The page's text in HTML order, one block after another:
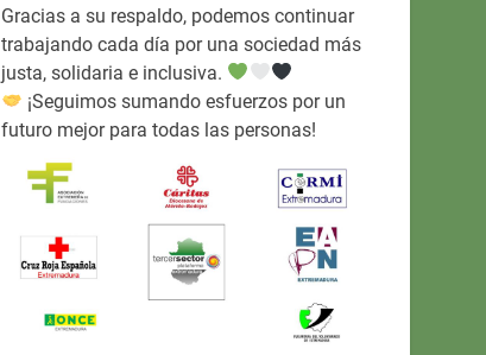
Gracias a su respaldo, podemos continuar
trabajando cada día por una sociedad más
justa, solidaria e inclusiva.
¡Seguimos sumando esfuerzos por un
futuro mejor para todas las personas!